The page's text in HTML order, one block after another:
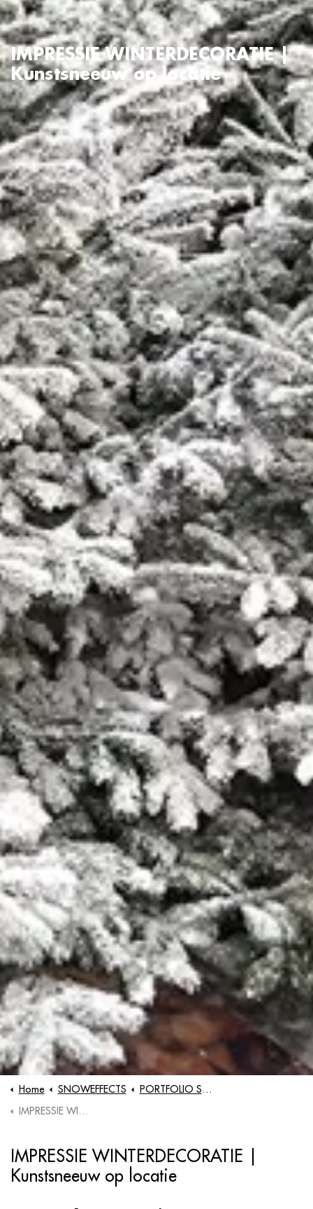
IMPRESSIE WINTERDECORATIE |
Kunstsneeuw op locatie
Home SNOWEFFECTS PORTFOLIO SNOWEFFECTS
IMPRESSIE WINTERDECORATIE BRABANTSE WINTER
IMPRESSIE WINTERDECORATIE |
Kunstsneeuw op locatie